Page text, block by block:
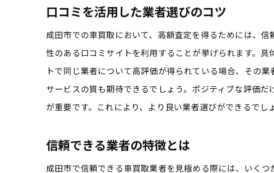
高額
安心して
信頼
契約
成田
口コミを活用した業者選びのコツ
成田市での車買取において、高額査定を得るためには、
性のある口コミサイトを利用することが挙げられます。
トで同じ業者について高評価が得られている場合、その
サービスの質も期待できるでしょう。ポジティブな評価
が重要です。これにより、より良い業者選びができるでし
信頼できる業者の特徴とは
成田市で信頼できる車買取業者を見極める際には、いく